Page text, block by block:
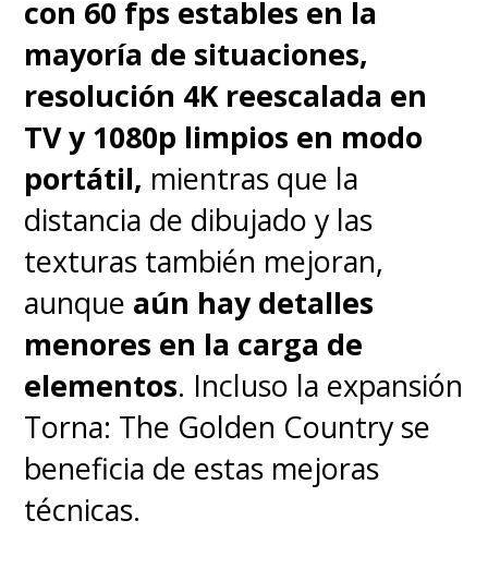
comunicación en base a las
miradas o ver a un samurái
poniéndose una armadura
mientras lucha por su vida, es
todo y más de lo que se podía
esperar.
con 60 fps estables en la
mayoría de situaciones,
resolución 4K reescalada en
TV y 1080p limpios en modo
portátil, mientras que la
distancia de dibujado y las
texturas también mejoran,
aunque aún hay detalles
menores en la carga de
elementos. Incluso la expansión
Torna: The Golden Country se
beneficia de estas mejoras
técnicas.